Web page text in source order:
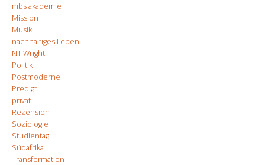
mbs akademie
Mission
Musik
nachhaltiges Leben
NT Wright
Politik
Postmoderne
Predigt
privat
Rezension
Soziologie
Studientag
Südafrika
Transformation